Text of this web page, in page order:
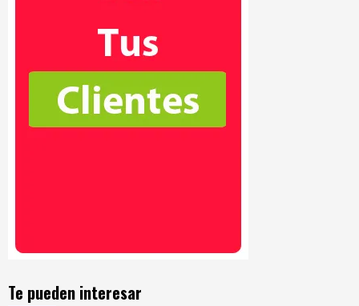
Te pueden interesar